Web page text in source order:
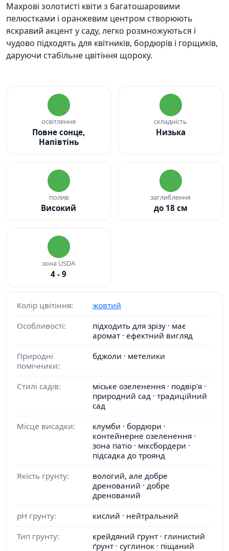
Махрові золотисті квіти з багатошаровими
пелюстками і оранжевим центром створюють
яскравий акцент у саду, легко розмножуються і
чудово підходять для квітників, бордюрів і горщиків,
даруючи стабільне цвітіння щороку.
освітлення
Повне сонце,
Напівтінь
складність
Низька
полив
Високий
заглиблення
до 18 см
зона USDA
4 - 9
Колір цвітіння:
жовтий
Особливості:
підходить для зрізу · має
аромат · ефектний вигляд
Природні
помічники:
бджоли · метелики
Стилі садів:
міське озеленення · подвір'я ·
природний сад · традиційний
сад
Місце висадки:
клумби · бордюри ·
контейнерне озеленення ·
зона патіо · міксбордери ·
підсадка до троянд
Якість грунту:
вологий, але добре
дренований · добре
дренований
pH грунту:
кислий · нейтральний
Тип грунту:
крейдяний ґрунт · глинистий
ґрунт · суглинок · піщаний